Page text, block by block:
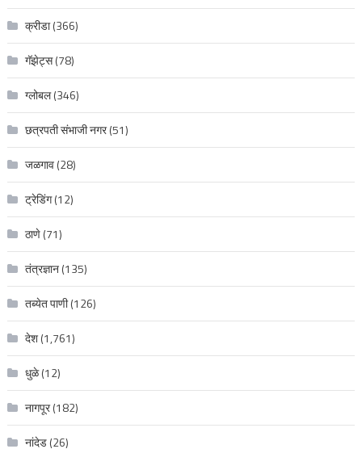
क्रीडा(366)
गॅझेट्स(78)
ग्लोबल(346)
छत्रपती संभाजी नगर(51)
जळगाव(28)
ट्रेडिंग(12)
ठाणे(71)
तंत्रज्ञान(135)
तब्येत पाणी(126)
देश(1,761)
धुळे(12)
नागपूर(182)
नांदेड(26)